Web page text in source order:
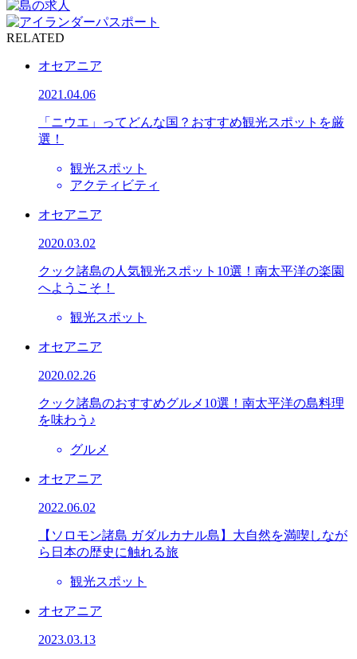
RELATED
オセアニア
2021.04.06
「ニウエ」ってどんな国？おすすめ観光スポットを厳
選！
観光スポット
アクティビティ
オセアニア
2020.03.02
クック諸島の人気観光スポット10選！南太平洋の楽園
へようこそ！
観光スポット
オセアニア
2020.02.26
クック諸島のおすすめグルメ10選！南太平洋の島料理
を味わう♪
グルメ
オセアニア
2022.06.02
【ソロモン諸島 ガダルカナル島】大自然を満喫しなが
ら日本の歴史に触れる旅
観光スポット
オセアニア
2023.03.13